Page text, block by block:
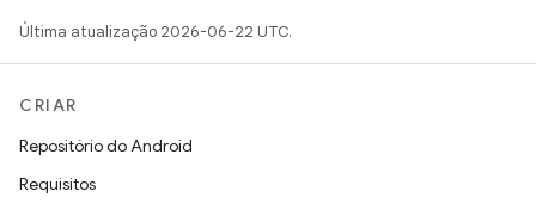
Última atualização 2026-06-22 UTC.
CRIAR
Repositório do Android
Requisitos